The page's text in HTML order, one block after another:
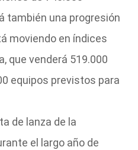
también una progresión
moviendo en índices
que venderá 519.000
equipos previstos para
de lanza de la
el largo año de